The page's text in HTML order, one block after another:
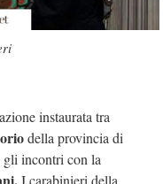
instaurata tra
della provincia di
incontri con la
I carabinieri della